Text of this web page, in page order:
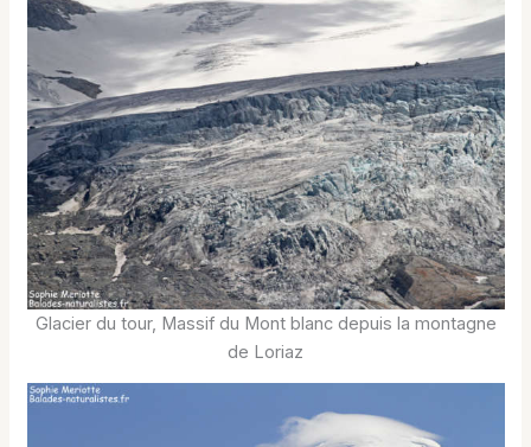
Glacier du tour, Massif du Mont blanc depuis la montagne
de Loriaz